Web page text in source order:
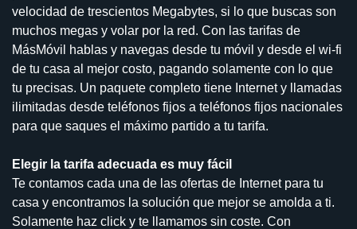
velocidad de trescientos Megabytes, si lo que buscas son
muchos megas y volar por la red. Con las tarifas de
MásMóvil hablas y navegas desde tu móvil y desde el wi-fi
de tu casa al mejor costo, pagando solamente con lo que
tu precisas. Un paquete completo tiene Internet y llamadas
ilimitadas desde teléfonos fijos a teléfonos fijos nacionales
para que saques el máximo partido a tu tarifa.
Elegir la tarifa adecuada es muy fácil
Te contamos cada una de las ofertas de Internet para tu
casa y encontramos la solución que mejor se amolda a ti.
Solamente haz click y te llamamos sin coste. Con